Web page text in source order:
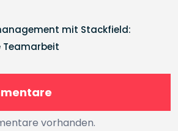
mit Stackfield:
Teamarbeit
vorhanden.